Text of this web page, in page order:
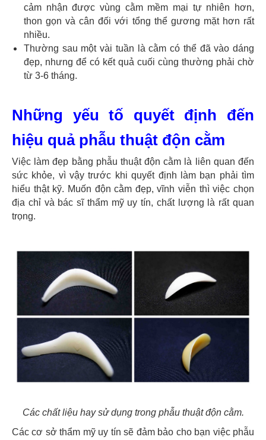
cảm nhận được vùng cằm mềm mại tự nhiên hơn,
thon gọn và cân đối với tổng thể gương mặt hơn rất
nhiều.
Thường sau một vài tuần là cằm có thể đã vào dáng
đẹp, nhưng để có kết quả cuối cùng thường phải chờ
từ 3-6 tháng.
Những yếu tố quyết định đến
hiệu quả phẫu thuật độn cằm
Việc làm đẹp bằng phẫu thuật độn cằm là liên quan đến
sức khỏe, vì vậy trước khi quyết định làm bạn phải tìm
hiểu thật kỹ. Muốn độn cằm đẹp, vĩnh viễn thì việc chọn
địa chỉ và bác sĩ thẩm mỹ uy tín, chất lượng là rất quan
trọng.
Các chất liệu hay sử dụng trong phẫu thuật độn cằm.
Các cơ sở thẩm mỹ uy tín sẽ đảm bảo cho bạn việc phẫu